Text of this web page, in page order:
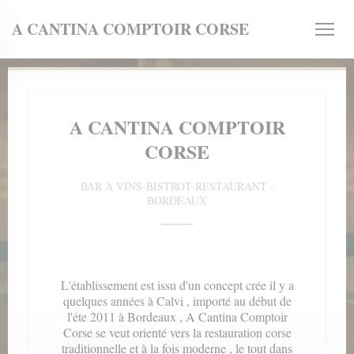
A CANTINA COMPTOIR CORSE
A CANTINA COMPTOIR
CORSE
BAR A VINS-BISTROT-RESTAURANT -
BORDEAUX
L'établissement est issu d'un concept crée il y a
quelques années à Calvi , importé au début de
l'éte 2011 à Bordeaux , A Cantina Comptoir
Corse se veut orienté vers la restauration corse
traditionnelle et à la fois moderne , le tout dans